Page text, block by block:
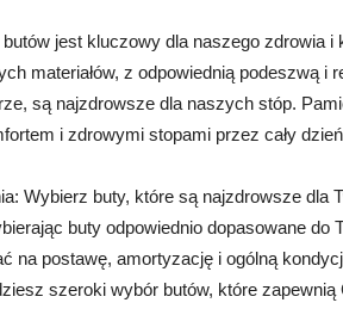
jest kluczowy dla naszego zdrowia i
materiałów, z odpowiednią podeszwą i
są najzdrowsze dla naszych stóp.
i zdrowymi stopami przez cały
Wybierz buty, które są najzdrowsze dla
buty odpowiednio dopasowane do
na postawę, amortyzację i ogólną
szeroki wybór butów, które